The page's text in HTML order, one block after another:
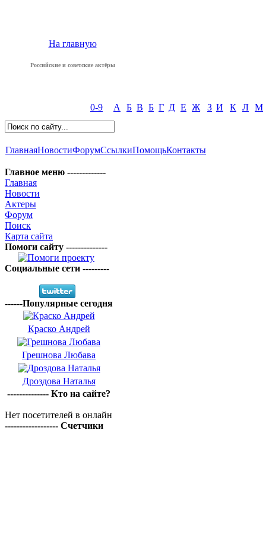
На главную
Российские и советские актёры
0-9 А Б В Б Г Д Е Ж З И К Л М
ГлавнаяНовостиФорумСсылкиПомощьКонтакты
Главное меню -------------
Главная
Новости
Актеры
Форум
Поиск
Карта сайта
Помоги сайту --------------
Социальные сети ---------
------Популярные сегодня
Краско Андрей
Грешнова Любава
Дроздова Наталья
-------------- Кто на сайте?
Нет посетителей в онлайн
------------------ Счетчики